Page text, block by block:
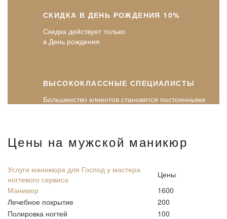
СКИДКА В ДЕНЬ РОЖДЕНИЯ 10%
Скидка действует только
в День рождения
ВЫСОКОКЛАССНЫЕ СПЕЦИАЛИСТЫ
Большинство клиентов становятся постоянными
Цены на мужской маникюр
Услуги маникюра для Господ у мастера
ногтевого сервиса
Цены
Маникюр
1600
Лечебное покрытие
200
Полировка ногтей
100